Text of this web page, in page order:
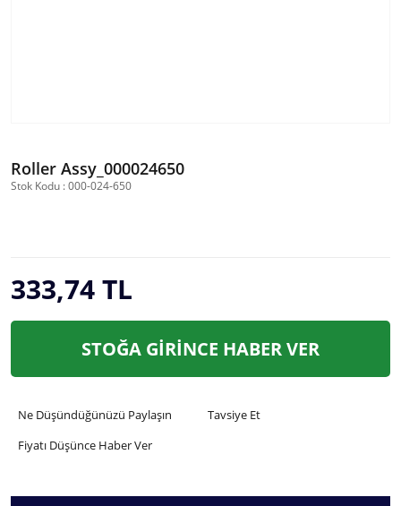
Roller Assy_000024650
Stok Kodu : 000-024-650
333,74 TL
STOĞA GİRİNCE HABER VER
Ne Düşündüğünüzü Paylaşın
Tavsiye Et
Fiyatı Düşünce Haber Ver